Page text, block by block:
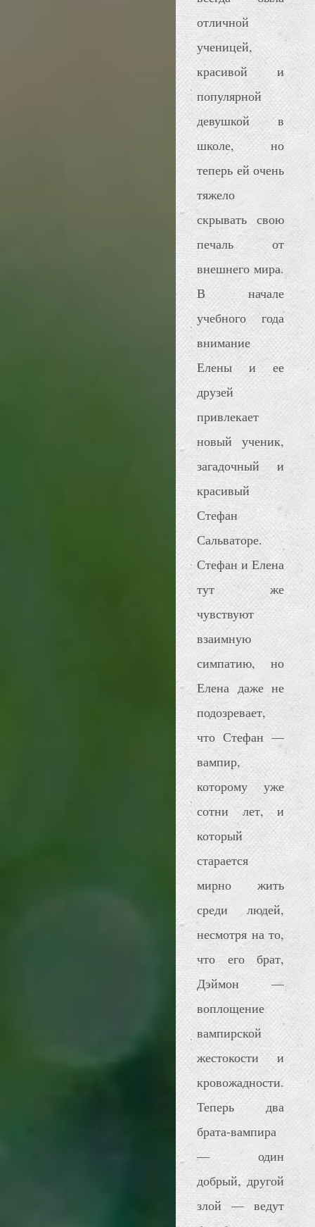
отличной
ученицей,
красивой и
популярной
девушкой в
школе, но
теперь ей очень
тяжело
скрывать свою
печаль от
внешнего мира.
В начале
учебного года
внимание
Елены и ее
друзей
привлекает
новый ученик,
загадочный и
красивый
Стефан
Сальваторе.
Стефан и Елена
тут же
чувствуют
взаимную
симпатию, но
Елена даже не
подозревает,
что Стефан —
вампир,
которому уже
сотни лет, и
который
старается
мирно жить
среди людей,
несмотря на то,
что его брат,
Дэймон —
воплощение
вампирской
жестокости и
кровожадности.
Теперь два
брата-вампира
— один
добрый, другой
злой — ведут